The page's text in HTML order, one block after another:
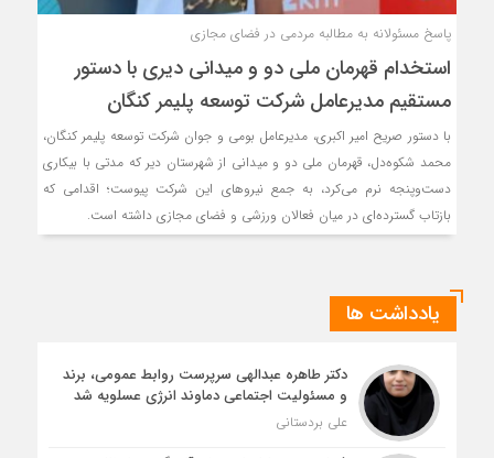
پاسخ مسئولانه به مطالبه مردمی در فضای مجازی
استخدام قهرمان ملی دو و میدانی دیری با دستور
مستقیم مدیرعامل شرکت توسعه پلیمر کنگان
با دستور صریح امیر اکبری، مدیرعامل بومی و جوان شرکت توسعه پلیمر کنگان،
محمد شکوه‌دل، قهرمان ملی دو و میدانی از شهرستان دیر که مدتی با بیکاری
دست‌وپنجه نرم می‌کرد، به جمع نیروهای این شرکت پیوست؛ اقدامی که
بازتاب گسترده‌ای در میان فعالان ورزشی و فضای مجازی داشته است.
یادداشت ها
دکتر طاهره عبدالهی سرپرست روابط عمومی، برند
و مسئولیت اجتماعی دماوند انرژی عسلویه شد
علی بردستانی